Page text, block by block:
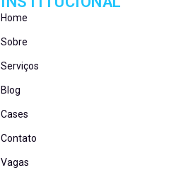
Home
Sobre
Serviços
Blog
Cases
Contato
Vagas